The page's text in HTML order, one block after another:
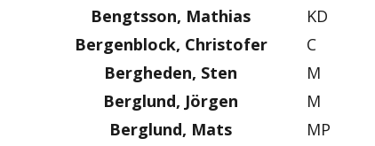
Bengtsson, Mathias
KD
Bergenblock, Christofer
C
Bergheden, Sten
M
Berglund, Jörgen
M
Berglund, Mats
MP